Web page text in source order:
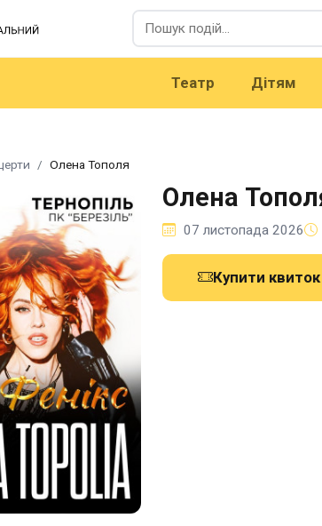
Театр Дітям
Олена Тополя
Олена
07 листопада 2026
Купити квиток